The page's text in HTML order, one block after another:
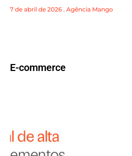
7 de abril de 2026 . Agência Mango
E-commerce